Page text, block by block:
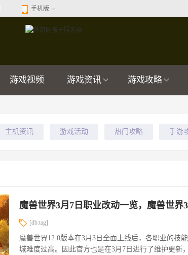
手机版
游戏视频 游戏资讯 游戏攻略
主机资讯 游戏活动 热门攻略 手游
魔兽世界3月7日职业改动一览，魔兽世界
[db:tag]
魔兽世界12.0版本在3月3日全面上线后，各职业的技
城难度过高。因此官方也是在3月7日进行了维护更新